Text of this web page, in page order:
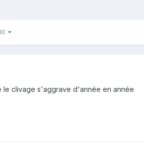
le clivage s'aggrave d'année en année